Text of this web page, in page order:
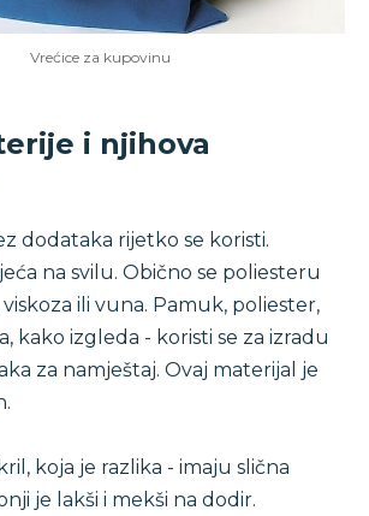
Vrećice za kupovinu
i njihova
dodataka rijetko se koristi.
na svilu. Obično se poliesteru
ili vuna. Pamuk, poliester,
kako izgleda - koristi se za izradu
za namještaj. Ovaj materijal je
koja je razlika - imaju slična
je lakši i mekši na dodir.